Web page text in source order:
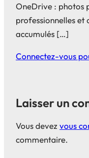
OneDrive : photos
professionnelles et
accumulés […]
Connectez-vous
Laisser un
Vous devez vous
commentaire.